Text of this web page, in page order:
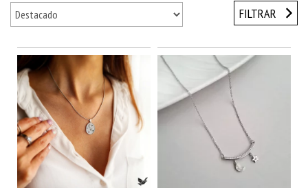
FILTRAR